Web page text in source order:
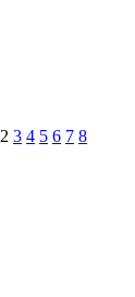
2 3 4 5 6 7 8